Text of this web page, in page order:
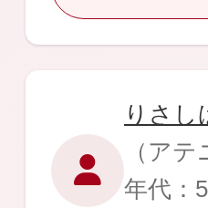
よくあるご
りさし
（ア
年代：